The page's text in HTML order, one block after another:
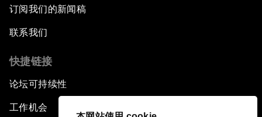
订阅我们的新闻稿
联系我们
快捷链接
论坛可持续性
工作机会